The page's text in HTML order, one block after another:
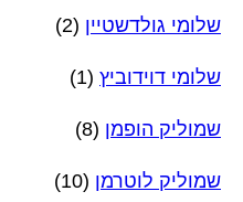
שלומי גולדשטיין (2)
שלומי דוידוביץ (1)
שמוליק הופמן (8)
שמוליק לוטרמן (10)